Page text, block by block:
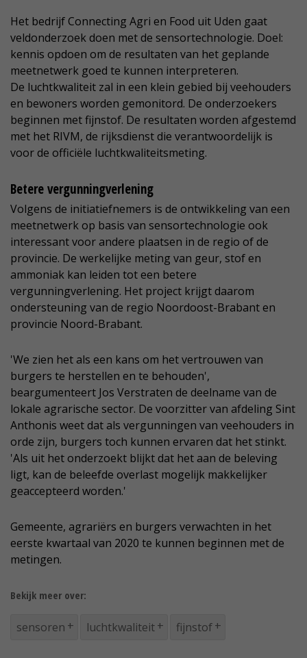
Het bedrijf Connecting Agri en Food uit Uden gaat
veldonderzoek doen met de sensortechnologie. Doel:
kennis opdoen om de resultaten van het geplande
meetnetwerk goed te kunnen interpreteren.
De luchtkwaliteit zal in een klein gebied bij veehouders
en bewoners worden gemonitord. De onderzoekers
beginnen met fijnstof. De resultaten worden afgestemd
met het RIVM, de rijksdienst die verantwoordelijk is
voor de officiële luchtkwaliteitsmeting.
Betere vergunningverlening
Volgens de initiatiefnemers is de ontwikkeling van een
meetnetwerk op basis van sensortechnologie ook
interessant voor andere plaatsen in de regio of de
provincie. De werkelijke meting van geur, stof en
ammoniak kan leiden tot een betere
vergunningverlening. Het project krijgt daarom
ondersteuning van de regio Noordoost-Brabant en
provincie Noord-Brabant.
'We zien het als een kans om het vertrouwen van
burgers te herstellen en te behouden',
beargumenteert Jos Verstraten de deelname van de
lokale agrarische sector. De voorzitter van afdeling Sint
Anthonis weet dat als vergunningen van veehouders in
orde zijn, burgers toch kunnen ervaren dat het stinkt.
'Als uit het onderzoekt blijkt dat het aan de beleving
ligt, kan de beleefde overlast mogelijk makkelijker
geaccepteerd worden.'
Gemeente, agrariërs en burgers verwachten in het
eerste kwartaal van 2020 te kunnen beginnen met de
metingen.
Bekijk meer over:
sensoren luchtkwaliteit fijnstof